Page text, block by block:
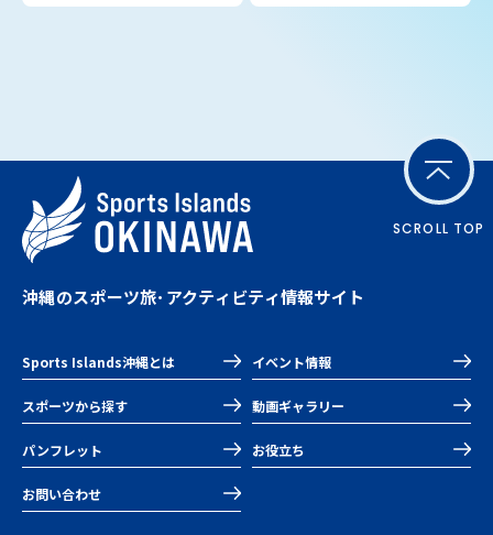
SCROLL TOP
沖縄のスポーツ旅･アクティビティ情報サイト
Sports Islands沖縄とは イベント情報
スポーツから探す 動画ギャラリー
パンフレット お役立ち
お問い合わせ